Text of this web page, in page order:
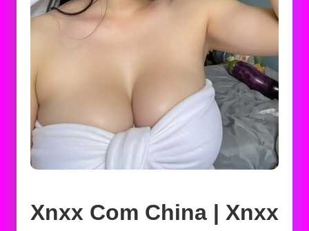
Xnxx Com China | Xnxx